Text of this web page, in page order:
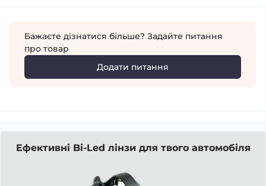
Бажаєте дізнатися більше? Задайте питання
про товар
Додати питання
Ефективні Bi-Led лінзи для твого автомобіля